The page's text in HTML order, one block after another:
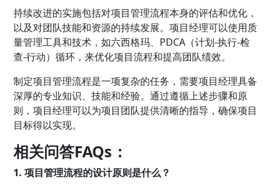
持续改进的实施包括对项目管理流程本身的评估和优化，
以及对团队技能和资源的持续发展。项目经理可以使用质
量管理工具和技术，如六西格玛、PDCA（计划-执行-检
查-行动）循环，来优化项目流程和提高团队绩效。
制定项目管理流程是一项复杂的任务，需要项目经理具备
深厚的专业知识、技能和经验。通过遵循上述步骤和原
则，项目经理可以为项目团队提供清晰的指导，确保项目
目标得以实现。
相关问答FAQs：
1. 项目管理流程的设计原则是什么？